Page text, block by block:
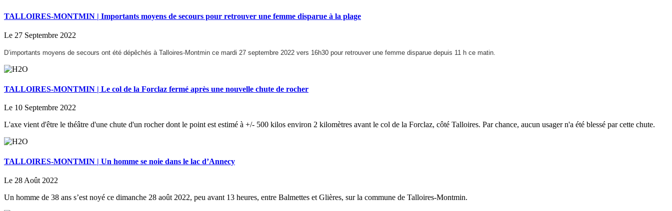
TALLOIRES-MONTMIN | Importants moyens de secours pour retrouver une femme disparue à la plage
Le 27 Septembre 2022
D’importants moyens de secours ont été dépêchés à Talloires-Montmin ce mardi 27 septembre 2022 vers 16h30 pour retrouver une femme disparue depuis 11 h ce matin.
TALLOIRES-MONTMIN | Le col de la Forclaz fermé après une nouvelle chute de rocher
Le 10 Septembre 2022
L'axe vient d'être le théâtre d'une chute d'un rocher dont le point est estimé à +/- 500 kilos environ 2 kilomètres avant le col de la Forclaz, côté Talloires. Par chance, aucun usager n'a été blessé par cette chute.
TALLOIRES-MONTMIN | Un homme se noie dans le lac d’Annecy
Le 28 Août 2022
Un homme de 38 ans s’est noyé ce dimanche 28 août 2022, peu avant 13 heures, entre Balmettes et Glières, sur la commune de Talloires-Montmin.